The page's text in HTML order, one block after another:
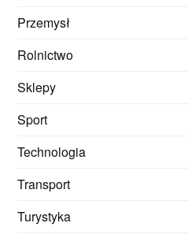
Przemysł
Rolnictwo
Sklepy
Sport
Technologia
Transport
Turystyka